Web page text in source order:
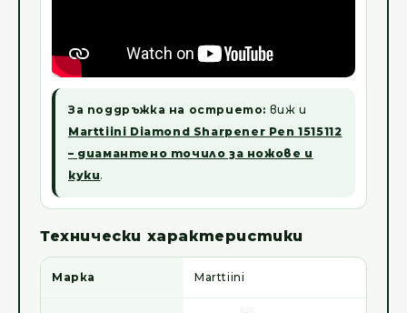
За поддръжка на острието: виж и
Marttiini Diamond Sharpener Pen 1515112
– диамантено точило за ножове и
куки.
Технически характеристики
Марка Marttiini